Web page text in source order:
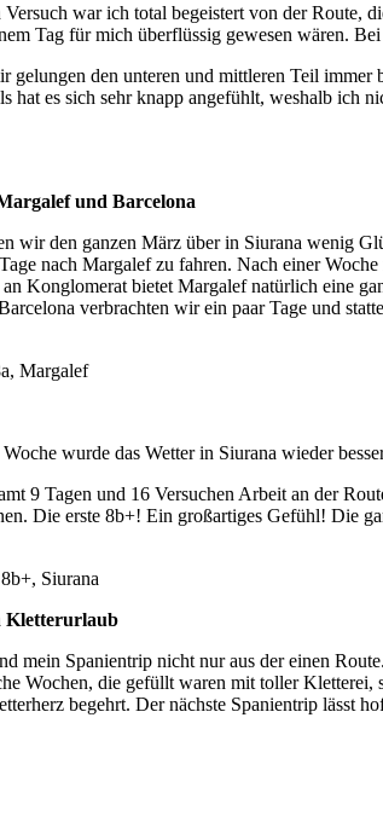
Versuch war ich total begeistert von der Route,
Tag für mich überflüssig gewesen wären.
gelungen den unteren und mittleren Teil
hat es sich sehr knapp angefühlt, weshalb ich
und Barcelona
wir den ganzen März über in Siurana wenig
nach Margalef zu fahren. Nach einer
Konglomerat bietet Margalef natürlich eine
verbrachten wir ein paar Tage und
Margalef
wurde das Wetter in Siurana wieder
9 Tagen und 16 Versuchen Arbeit an der
Die erste 8b+! Ein großartiges Gefühl! Die
Siurana
Kletterurlaub
mein Spanientrip nicht nur aus der einen
Wochen, die gefüllt waren mit toller
begehrt. Der nächste Spanientrip lässt